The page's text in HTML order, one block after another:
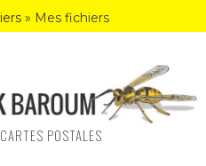
» Mes fichiers
POSTALES